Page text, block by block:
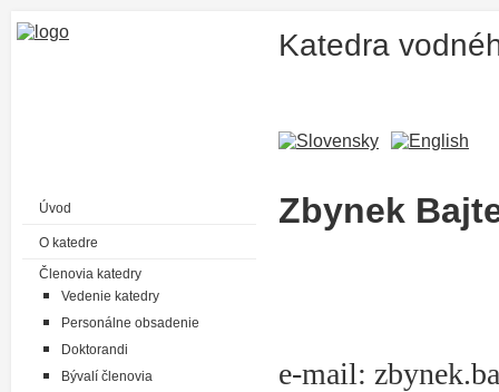
Katedra
Úvod
O katedre
Členovia katedry
Vedenie katedry
Personálne obsadenie
Doktorandi
Bývalí členovia
Zbynek
e-mail: